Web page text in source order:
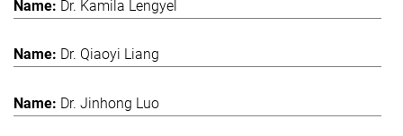
Dr. Kamila Lengyel
Dr. Qiaoyi Liang
Dr. Jinhong Luo